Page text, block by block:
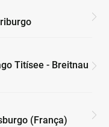
Titísee - Breitnau
(França)